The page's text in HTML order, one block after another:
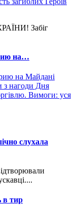
Забіг
на…
слухала
в тир